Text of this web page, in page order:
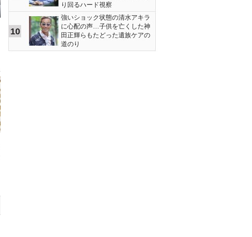
り回るハード視察
10
強いショック状態の清水アキラ
に心配の声…子供を亡くした神
田正輝らもたどった遺族ケアの
道のり